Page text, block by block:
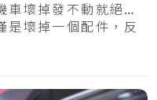
壞掉發不動就絕對
是壞掉一個配件，反